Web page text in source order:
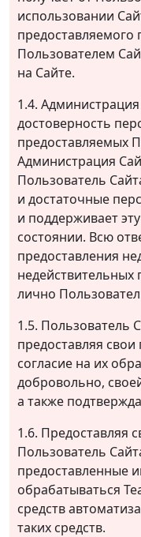
использовании
Пользователем
на Сайте.
1.4.
достоверность
предоставляемых
Администрация
Пользователь
и достаточные
и поддерживает
состоянии. Всю
предоставления
недействительных
лично
1.5. Пользователь
предоставляя
согласие на их
добровольно,
а также
1.6. Предоставляя
Пользователь
предоставленные
обрабатываться
средств
таких средств.